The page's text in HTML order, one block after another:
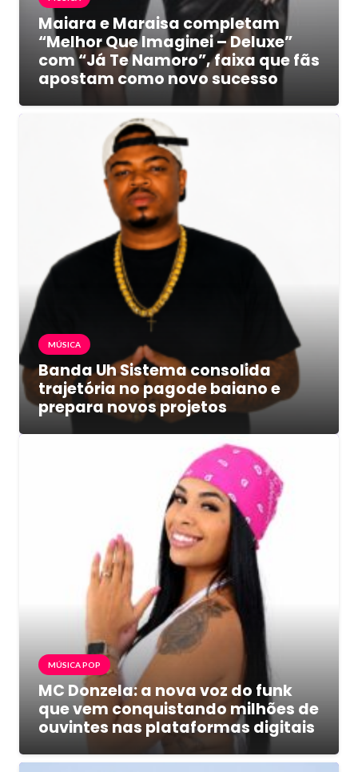
Maiara e Maraisa completam
“Melhor Que Imaginei – Deluxe”
com “Já Te Namoro”, faixa que fãs
apostam como novo sucesso
MÚSICA
Banda Uh Sistema consolida
trajetória no pagode baiano e
prepara novos projetos
MÚSICA POP
MC Donzela: a nova voz do funk
que vem conquistando milhões de
ouvintes nas plataformas digitais